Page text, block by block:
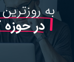
به
در